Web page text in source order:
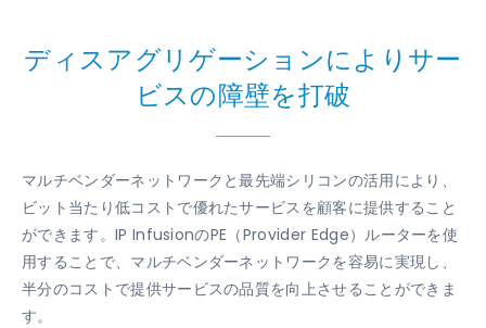
ディスアグリゲーションによりサー
ビスの障壁を打破
マルチベンダーネットワークと最先端シリコンの活用により、
ビット当たり低コストで優れたサービスを顧客に提供すること
ができます。IP InfusionのPE（Provider Edge）ルーターを使
用することで、マルチベンダーネットワークを容易に実現し、
半分のコストで提供サービスの品質を向上させることができま
す。